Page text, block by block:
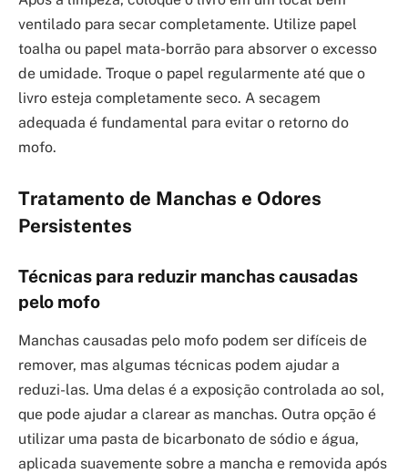
ventilado para secar completamente. Utilize papel
toalha ou papel mata-borrão para absorver o excesso
de umidade. Troque o papel regularmente até que o
livro esteja completamente seco. A secagem
adequada é fundamental para evitar o retorno do
mofo.
Tratamento de Manchas e Odores
Persistentes
Técnicas para reduzir manchas causadas
pelo mofo
Manchas causadas pelo mofo podem ser difíceis de
remover, mas algumas técnicas podem ajudar a
reduzi-las. Uma delas é a exposição controlada ao sol,
que pode ajudar a clarear as manchas. Outra opção é
utilizar uma pasta de bicarbonato de sódio e água,
aplicada suavemente sobre a mancha e removida após